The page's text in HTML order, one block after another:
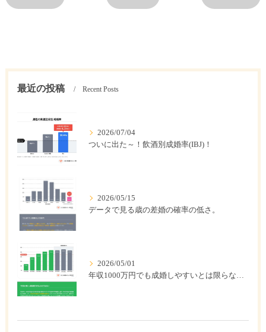
最近の投稿 Recent Posts
2026/07/04
ついに出た～！飲酒別成婚率(IBJ)！
2026/05/15
データで見る歳の差婚の確率の低さ。
2026/05/01